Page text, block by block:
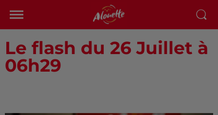
Le flash du 26 Juillet à
06h29